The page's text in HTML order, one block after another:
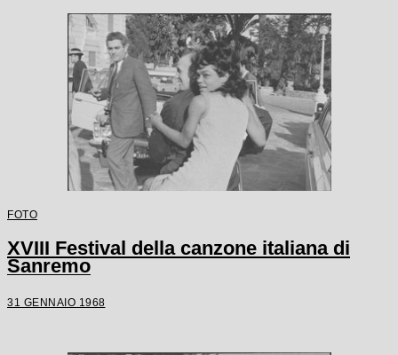
FOTO
XVIII Festival della canzone italiana di
Sanremo
31 GENNAIO 1968